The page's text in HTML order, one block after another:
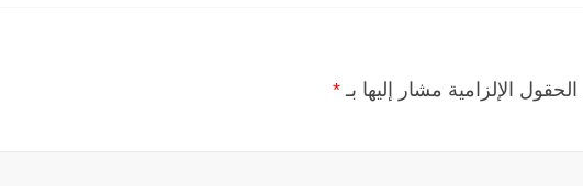
الحقول الإلزامية مشار إليها بـ *